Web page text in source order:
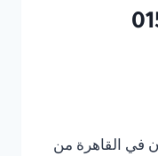
في القاهرة من